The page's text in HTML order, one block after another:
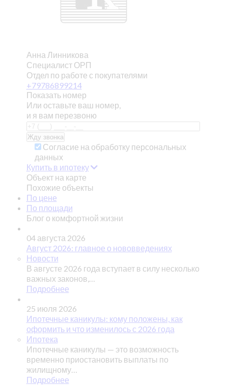
Анна Линникова
Специалист ОРП
Отдел по работе с покупателями
+79786899214
Показать номер
Или оставьте ваш номер,
и я вам перезвоню
Согласие на обработку персональных
данных
Купить в ипотеку
Объект на карте
Похожие объекты
По цене
По площади
Блог о комфортной жизни
04 августа 2026
Август 2026: главное о нововведениях
Новости
В августе 2026 года вступает в силу несколько
важных законов,…
Подробнее
25 июля 2026
Ипотечные каникулы: кому положены, как
оформить и что изменилось с 2026 года
Ипотека
Ипотечные каникулы — это возможность
временно приостановить выплаты по
жилищному…
Подробнее